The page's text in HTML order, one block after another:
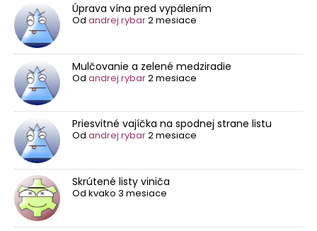
Úprava vína pred vypálením
Od andrej.rybar2 mesiace
Mulčovanie a zelené medziradie
Od andrej.rybar2 mesiace
Priesvitné vajíčka na spodnej strane listu
Od andrej.rybar2 mesiace
Skrútené listy viniča
Od kvako 3 mesiace